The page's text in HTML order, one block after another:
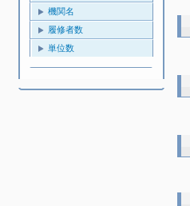
機関名
履修者数
単位数